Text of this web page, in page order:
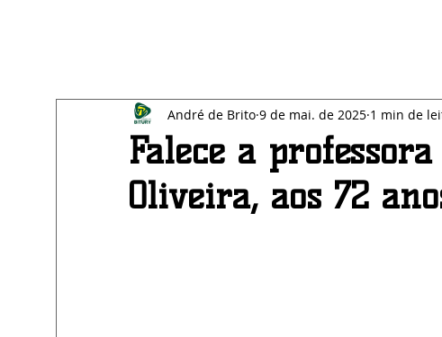
ECONOMIA AGRESTE
Falece a
Oliveira, aos 72
André de Brito 9 de mai. de 2025 1 min de